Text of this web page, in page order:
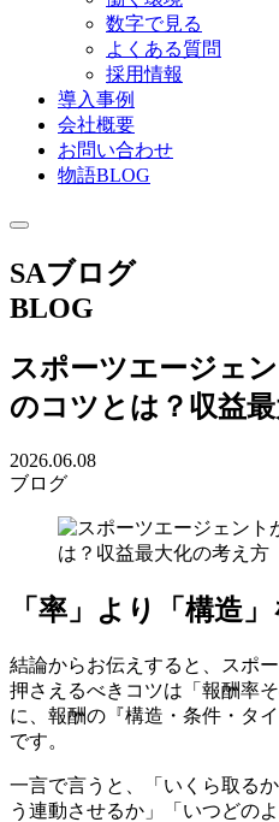
数字で見る
よくある質問
採用情報
導入事例
会社概要
お問い合わせ
物語BLOG
SAブログ
BLOG
スポーツエージェ
のコツとは？収益
2026.06.08
ブログ
「率」より「構造
結論からお伝えすると、スポ
押さえるべきコツは「報酬率
に、報酬の『構造・条件・タ
です。
一言で言うと、「いくら取る
う連動させるか」「いつどの